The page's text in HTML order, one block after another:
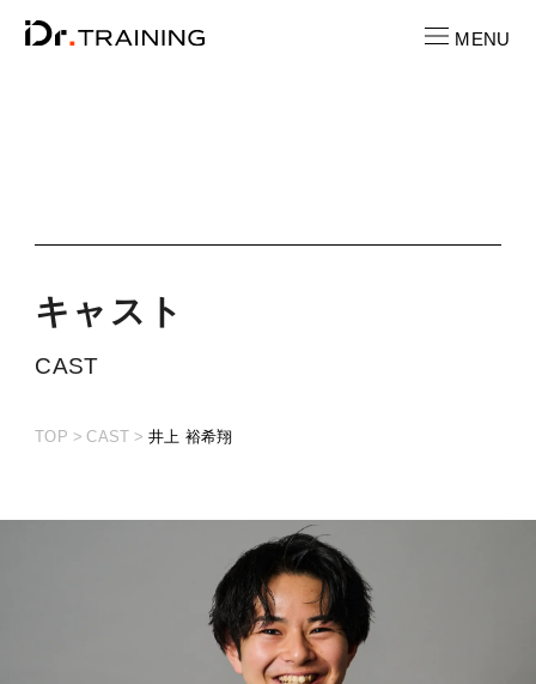
キ ャ ス ト
CAST
TOP CAST 井上 裕希翔
PRICE
料金
TRAINING
トレーニング
MENU